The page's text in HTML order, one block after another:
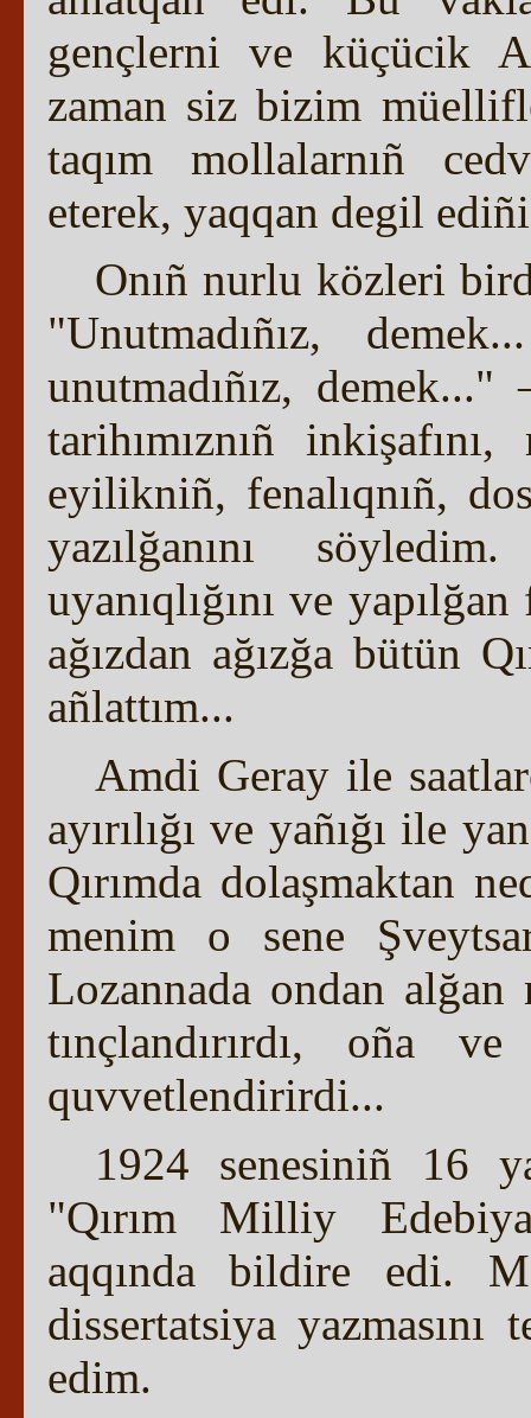
gençlerni ve küçücik
zaman siz bizim
taqım mollalarnıñ
eterek, yaqqan degil
Onıñ nurlu közleri
"Unutmadıñız,
unutmadıñız,
tarihımıznıñ
eyilikniñ, fenalıqnıñ,
yazılğanını
uyanıqlığını ve
ağızdan ağızğa bütün
añlattım...
Amdi Geray ile
ayırılığı ve yañığı ile
Qırımda dolaşmaktan
menim o sene
Lozannada ondan
tınçlandırırdı, oña
quvvetlendirirdi...
1924 senesiniñ 16
"Qırım Milliy
aqqında bildire edi.
dissertatsiya
edim.